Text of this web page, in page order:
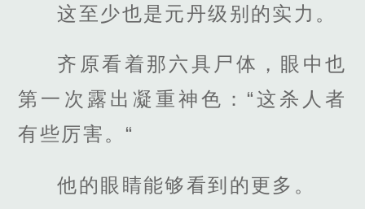
这至少也是元丹级别的实力。
齐原看着那六具尸体，眼中也
第一次露出凝重神色：“这杀人者
有些厉害。“
他的眼睛能够看到的更多。